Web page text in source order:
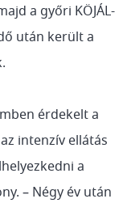
a győri KÖJÁL-
után került a
érdekelt a
intenzív ellátás
a
– Négy év után